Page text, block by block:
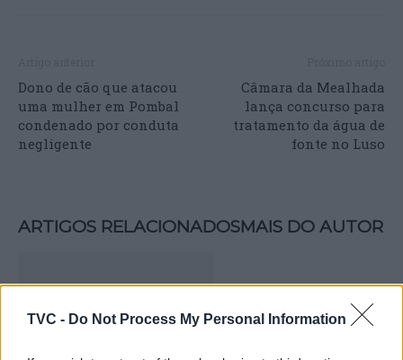
TVC - Do Not Process My Personal Information
Dono de cão que atacou
uma mulher em Pombal
condenado por conduta
negligente
Câmara da Mealhada
lança concurso para
tratamento da água de
fonte no Luso
ARTIGOS RELACIONADOSMAIS DO AUTOR